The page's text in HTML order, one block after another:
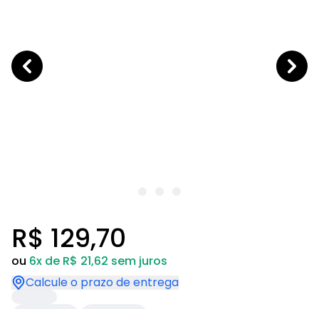
R$ 129,70
ou 6x de R$ 21,62 sem juros
Calcule o prazo de entrega